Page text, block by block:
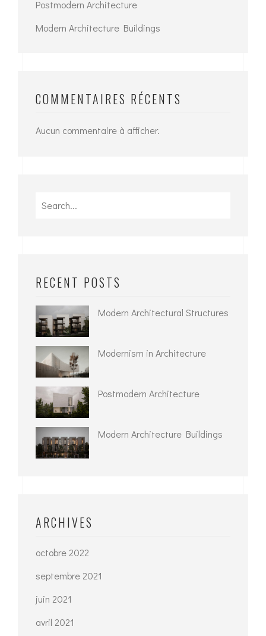
Postmodern Architecture
Modern Architecture Buildings
COMMENTAIRES RÉCENTS
Aucun commentaire à afficher.
Search
RECENT POSTS
Modern Architectural Structures
Modernism in Architecture
Postmodern Architecture
Modern Architecture Buildings
ARCHIVES
octobre 2022
septembre 2021
juin 2021
avril 2021